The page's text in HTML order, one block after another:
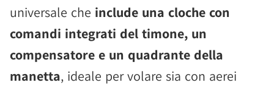
universale che include una cloche con
comandi integrati del timone, un
compensatore e un quadrante della
manetta, ideale per volare sia con aerei